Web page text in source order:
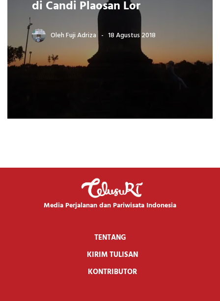
di Candi Plaosan Lor
OlehFuji Adriza 18 Agustus 2018
Media Perjalanan dan Pariwisata Indonesia
TENTANG
KIRIM TULISAN
KONTRIBUTOR